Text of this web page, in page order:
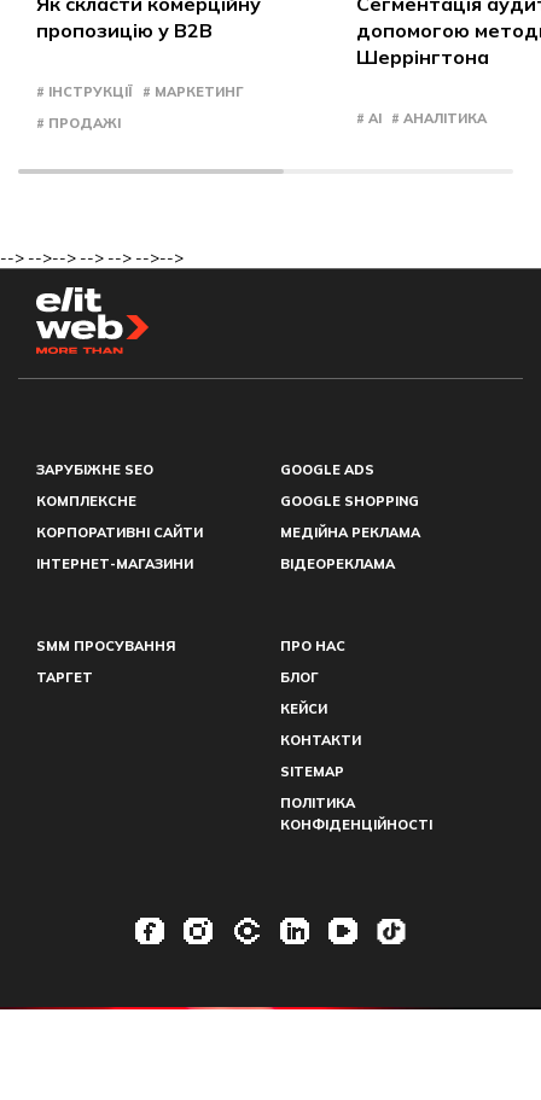
пропозицію у B2B
# ІНСТРУКЦІЇ
# МАРКЕТИНГ
# ПРОДАЖІ
допомогою
Шеррінгтона
# AI # АНАЛІТИКА
--> -->--> --> --> -->-->
ЗАРУБІЖНЕ SEO
КОМПЛЕКСНЕ
КОРПОРАТИВНІ САЙТИ
ІНТЕРНЕТ-МАГАЗИНИ
GOOGLE ADS
GOOGLE SHOPPING
МЕДІЙНА РЕКЛАМА
ВІДЕОРЕКЛАМА
SMM ПРОСУВАННЯ
ТАРГЕТ
ПРО НАС
БЛОГ
КЕЙСИ
КОНТАКТИ
SITEMAP
ПОЛІТИКА
КОНФІДЕНЦІЙНОСТІ